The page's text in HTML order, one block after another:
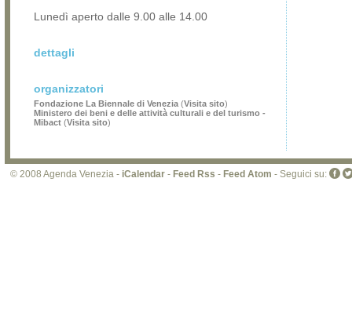
Lunedì aperto dalle 9.00 alle 14.00
dettagli
organizzatori
Fondazione La Biennale di Venezia (Visita sito)
Ministero dei beni e delle attività culturali e del turismo -
Mibact (Visita sito)
© 2008 Agenda Venezia - iCalendar - Feed Rss - Feed Atom - Seguici su: